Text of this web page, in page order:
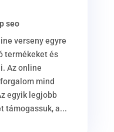
seo
verseny egyre
termékeket és
Az online
mind
egyik legjobb
támogassuk, a...